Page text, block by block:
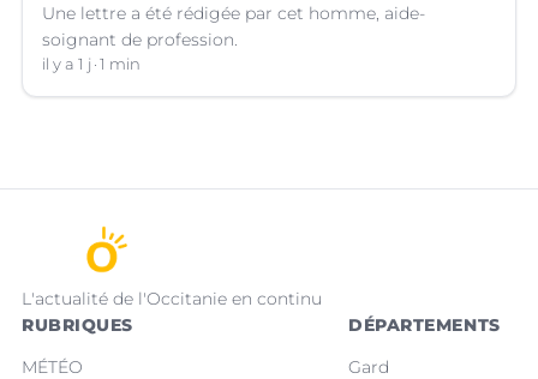
Une lettre a été rédigée par cet homme, aide-
soignant de profession.
il y a 1 j 1 min
L'actualité de l'Occitanie en continu
RUBRIQUES
MÉTÉO
DÉPARTEMENTS
Gard